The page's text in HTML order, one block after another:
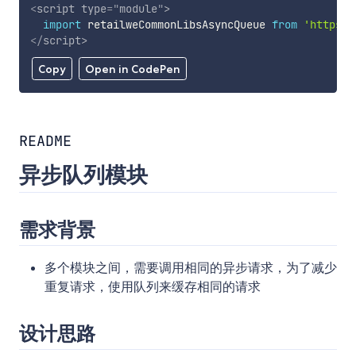
Copy Open in CodePen
<script type="module">
import retailweCommonLibsAsyncQueue from
'https://
</script>
README
异步队列模块
需求背景
多个模块之间，需要调用相同的异步请求，为了减少
重复请求，使用队列来缓存相同的请求
设计思路